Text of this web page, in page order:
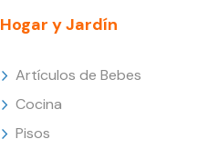
Hogar y Jardín
Artículos de Bebes
Cocina
Pisos